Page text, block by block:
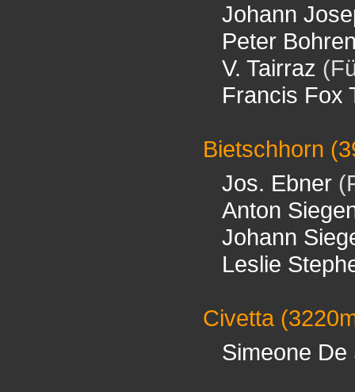
Johann
Peter
V. Tairraz
Francis Fox
Bietschhorn
Jos. Ebner
Anton
Johann
Leslie
Civetta
Simeone